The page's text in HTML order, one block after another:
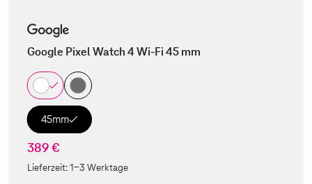
Google Pixel Watch 4 Wi-Fi 45 mm
45mm
389 €
Lieferzeit:1-3 Werktage